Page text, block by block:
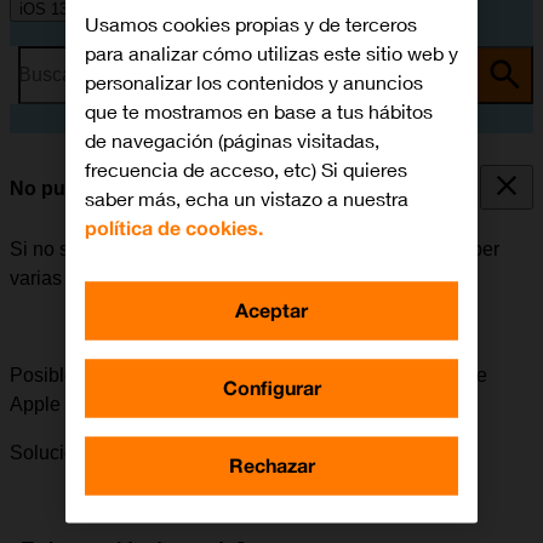
iOS 13.2
Busca por problema o tema
No puedo instalar una app
Si no se puede instalar una app en el móvil, puede haber
varias causas posibles al problema.
Posible causa 3 de 3:
Para poder instalar apps, el ID de
Apple tiene que estar activado en el móvil.
Solución: Cómo activar el ID de Apple en el móvil.
Usamos cookies propias y de terceros
para analizar cómo utilizas este sitio web y
personalizar los contenidos y anuncios
que te mostramos en base a tus hábitos
de navegación (páginas visitadas,
frecuencia de acceso, etc) Si quieres
saber más, echa un vistazo a nuestra
política de cookies.
Configurar
Rechazar
Aceptar